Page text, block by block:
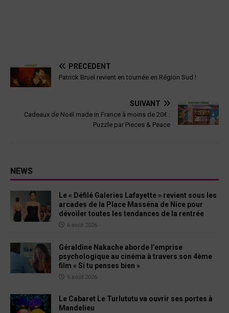
PRÉCÉDENT
Patrick Bruel revient en tournée en Région Sud !
SUIVANT
Cadeaux de Noël made in France à moins de 20€ :
Puzzle par Pieces & Peace
NEWS
Le « Défilé Galeries Lafayette » revient sous les
arcades de la Place Masséna de Nice pour
dévoiler toutes les tendances de la rentrée
6 août 2026
Géraldine Nakache aborde l’emprise
psychologique au cinéma à travers son 4ème
film « Si tu penses bien »
5 août 2026
Le Cabaret Le Turlututu va ouvrir ses portes à
Mandelieu